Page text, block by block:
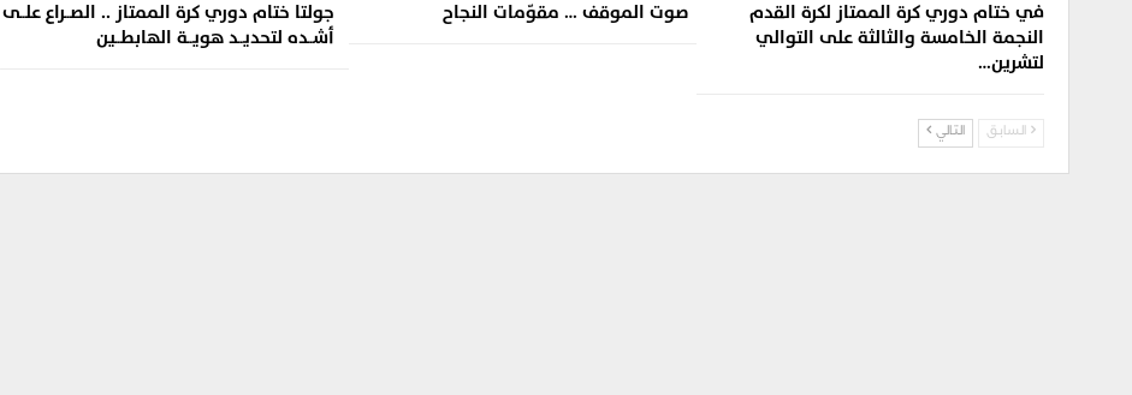
في ختام دوري كرة الممتاز لكرة القدم
النجمة الخامسة والثالثة على التوالي
لتشرين…
صوت الموقف … مقوّمات النجاح
جولتا ختام دوري كرة الممتاز .. الصــراع علــى
أشــده لتحديــد هويــة الهابطــين
السابق التالي